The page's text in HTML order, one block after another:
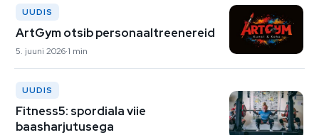
UUDIS
ArtGym otsib personaaltreenereid
5. juuni 2026 1 min
UUDIS
Fitness5: spordiala viie
baasharjutusega